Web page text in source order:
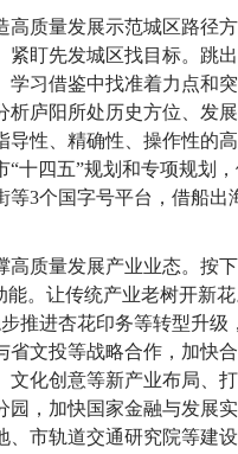
质量发展示范城区路径
紧盯先发城区找目标。跳
学习借鉴中找准着力点和
庐阳所处历史方位、发
导性、精确性、操作性的
十四五”规划和专项规划
等3个国字号平台，借船
质量发展产业业态。按
。让传统产业老树开新
推进杏花印务等转型升级
省文投等战略合作，加快
文化创意等新产业布局、
园，加快国家金融与发展
、市轨道交通研究院等建